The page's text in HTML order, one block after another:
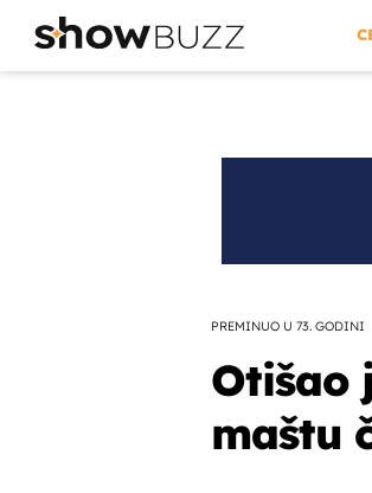
PREMINUO U 73. GODINI
Otišao
maštu